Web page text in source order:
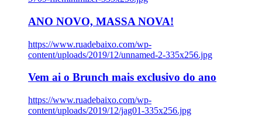
ANO NOVO, MASSA NOVA!
https://www.ruadebaixo.com/wp-
content/uploads/2019/12/unnamed-2-335x256.jpg
Vem ai o Brunch mais exclusivo do ano
https://www.ruadebaixo.com/wp-
content/uploads/2019/12/jag01-335x256.jpg